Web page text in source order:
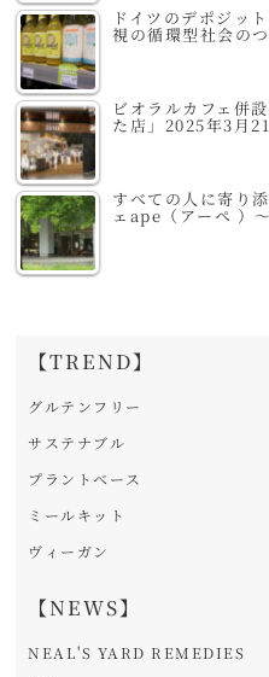
ドイツのデポジッ
視の循環型社会の
ビオラルカフェ併
た店」2025年3月
すべての人に寄り
ェape（アーペ ）
【TREND】
グルテンフリー
サステナブル
プラントベース
ミールキット
ヴィーガン
【NEWS】
NEAL'S YARD REMEDIES